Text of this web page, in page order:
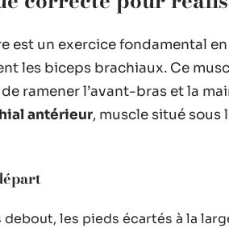
est un exercice fondamental
les biceps brachiaux. Ce
ramener l’avant-bras et la
antérieur, muscle situé
debout, les pieds écartés à la